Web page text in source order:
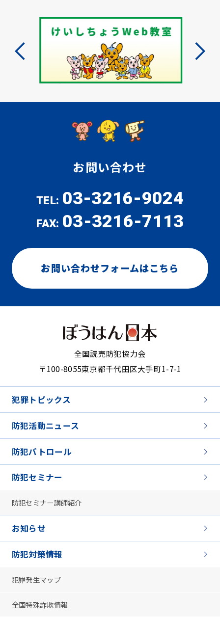
お問い合わせ
TEL: 03-3216-9024
FAX: 03-3216-7113
お問い合わせフォームはこちら
全国読売防犯協力会
〒100-8055東京都千代田区大手町1-7-1
犯罪トピックス
防犯活動ニュース
防犯パトロール
防犯セミナー
防犯セミナー講師紹介
お知らせ
防犯対策情報
犯罪発生マップ
全国特殊詐欺情報